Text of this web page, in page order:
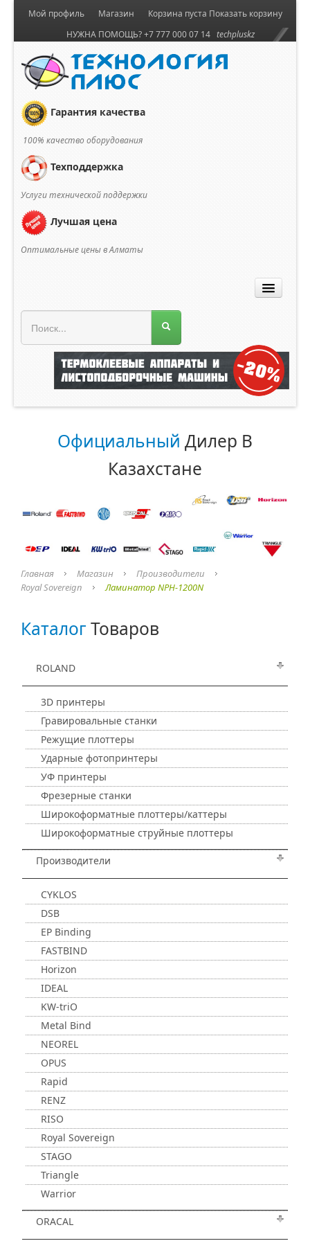
Корзина пуста Показать корзину
Мой профиль
Магазин
НУЖНА ПОМОЩЬ? +7 777 000 07 14 techpluskz
Гарантия качества
100% качество оборудования
Техподдержка
Услуги технической поддержки
Лучшая цена
Оптимальные цены в Алматы
Официальный Дилер В
Казахстане
Главная Магазин
Производители
Royal Sovereign
Ламинатор NPH-1200N
КаталогТоваров
ROLAND
3D принтеры
Гравировальные станки
Режущие плоттеры
Ударные фотопринтеры
УФ принтеры
Фрезерные станки
Широкоформатные плоттеры/каттеры
Широкоформатные струйные плоттеры
Производители
CYKLOS
DSB
EP Binding
FASTBIND
Horizon
IDEAL
KW-triO
Metal Bind
NEOREL
OPUS
Rapid
RENZ
RISO
Royal Sovereign
STAGO
Triangle
Warrior
ORACAL